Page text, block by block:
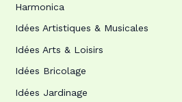
Harmonica
Idées Artistiques & Musicales
Idées Arts & Loisirs
Idées Bricolage
Idées Jardinage